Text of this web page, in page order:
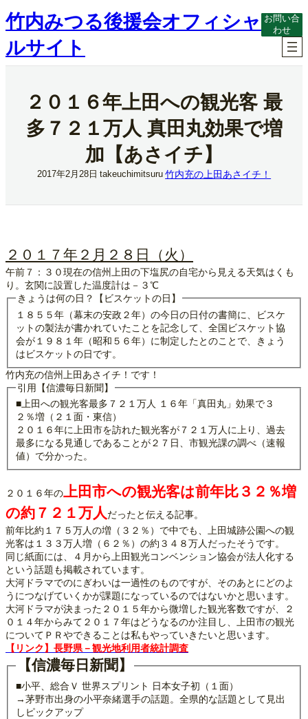
内
容
ス
キ
竹内みつる後援会オフィシャ
ルサイト
お問い合
わせ
２０１６年上田への観光客 最
多７２１万人 真田丸効果で増
加【あさイチ】
2017年2月28日 takeuchimitsuru 竹内充の上田あさイチ！
２０１７年２月２８日（火）
午前７：３０現在の信州上田の下塩尻の自宅から見える天気はくも
り。玄関に設置した温度計は－３℃
きょうは何の日？【ビスケットの日】
１８５５年（幕末の安政２年）の今日の日付の書簡に、ビスケ
ットの製法が書かれていたことを記念して、全国ビスケット協
会が１９８１年（昭和５６年）に制定したとのことで、きょう
はビスケットの日です。
竹内充の信州上田あさイチ！です！
引用【信濃毎日新聞】
■上田への観光客最多７２１万人 １６年「真田丸」効果で３
２％増（２１面・東信）
２０１６年に上田市を訪れた観光客が７２１万人に上り、過去
最多になる見通しであることが２７日、市観光課の調べ（速報
値）で分かった。
２０１６年の上田市への観光客は前年比３２％増
の約７２１万人だったと伝える記事。
前年比約１７５万人の増（３２％）で中でも、上田城跡公園への観
光客は１３３万人増（６２％）の約３４８万人だったそうです。
同じ紙面には、４月から上田観光コンベンション協会が法人化する
という話題も掲載されています。
大河ドラマでのにぎわいは一過性のものですが、そのあとにどのよ
うにつなげていくかが課題になっているのではないかと思います。
大河ドラマが決まった２０１５年から微増した観光客数ですが、２
０１４年からみて２０１７年はどうなるのか注目し、上田市の観光
についてＰＲやできることは私もやっていきたいと思います。
【リンク】長野県－観光地利用者統計調査
【信濃毎日新聞】
■小平、総合Ｖ 世界スプリント 日本女子初（１面）
→茅野市出身の小平奈緒選手の話題。全県的な話題として見出
しピックアップ